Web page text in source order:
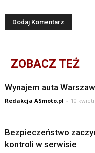
ZOBACZ TEŻ
Wynajem auta
Redakcja ASmoto.pl - 10
Bezpieczeństwo
kontroli w serwisie